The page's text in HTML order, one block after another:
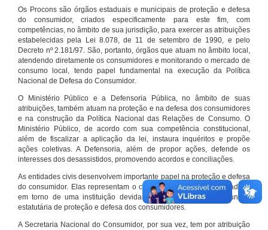
Os Procons são órgãos estaduais e municipais de proteção e defesa
do consumidor, criados especificamente para este fim, com
competências, no âmbito de sua jurisdição, para exercer as atribuições
estabelecidas pela Lei 8.078, de 11 de setembro de 1990, e pelo
Decreto nº 2.181/97. São, portanto, órgãos que atuam no âmbito local,
atendendo diretamente os consumidores e monitorando o mercado de
consumo local, tendo papel fundamental na execução da Política
Nacional de Defesa do Consumidor.
O Ministério Público e a Defensoria Pública, no âmbito de suas
atribuições, também atuam na proteção e na defesa dos consumidores
e na construção da Política Nacional das Relações de Consumo. O
Ministério Público, de acordo com sua competência constitucional,
além de fiscalizar a aplicação da lei, instaura inquéritos e propõe
ações coletivas. A Defensoria, além de propor ações, defende os
interesses dos desassistidos, promovendo acordos e conciliações.
As entidades civis desenvolvem importante papel na proteção e defesa
do consumidor. Elas representam o conjunto organizado de cidadãos
em torno de uma instituição devidamente registrada e com função
estatutária de proteção e defesa dos consumidores.
A Secretaria Nacional do Consumidor, por sua vez, tem por atribuição